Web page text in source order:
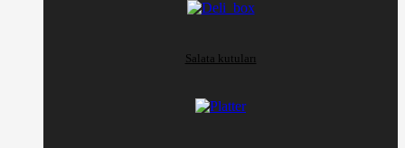
Salata kutuları